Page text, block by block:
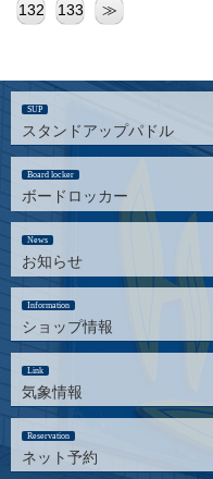
132 133 ≫
SUP
スタンドアップパドル
Board locker
ボードロッカー
News
お知らせ
Information
ショップ情報
Link
気象情報
Reservation
ネット予約